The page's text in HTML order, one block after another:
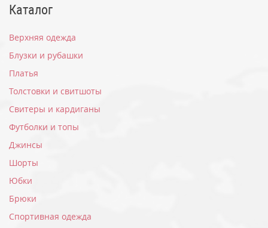
Каталог
Верхняя одежда
Блузки и рубашки
Платья
Толстовки и свитшоты
Свитеры и кардиганы
Футболки и топы
Джинсы
Шорты
Юбки
Брюки
Спортивная одежда